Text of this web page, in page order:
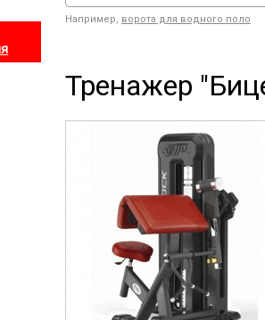
Например, ворота для водного поло
Тренажер